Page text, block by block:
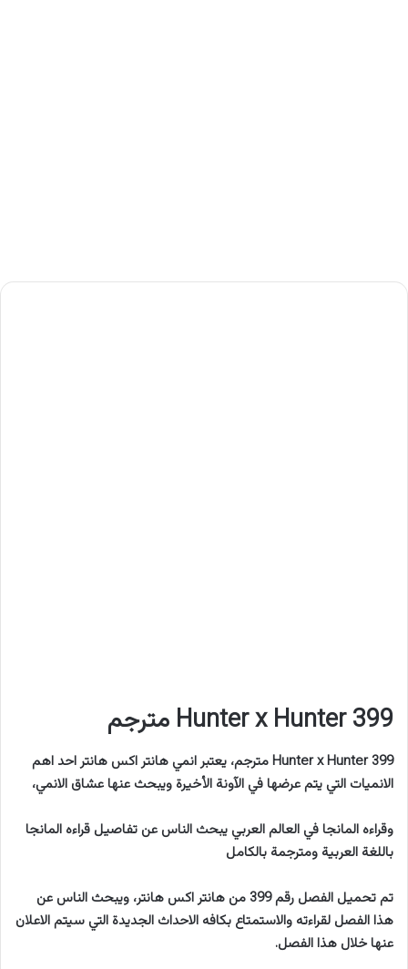
Hunter x Hunter 399 مترجم
Hunter x Hunter 399 مترجم، يعتبر انمي هانتر اكس هانتر احد اهم
الانميات التي يتم عرضها في الآونة الأخيرة ويبحث عنها عشاق الانمي،
وقراءه المانجا في العالم العربي يبحث الناس عن تفاصيل قراءه المانجا
باللغة العربية ومترجمة بالكامل
تم تحميل الفصل رقم 399 من هانتر اكس هانتر، ويبحث الناس عن
هذا الفصل لقراءته والاستمتاع بكافه الاحداث الجديدة التي سيتم الاعلان
عنها خلال هذا الفصل.